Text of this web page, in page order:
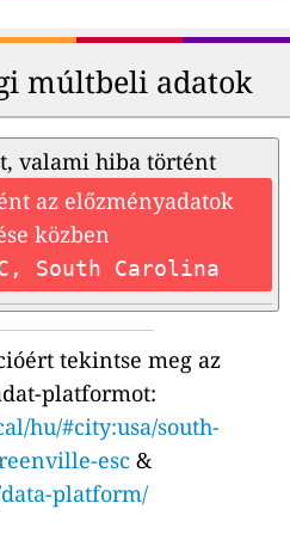
múltbeli adatok
valami hiba történt
az előzményadatok
közben
South Carolina
tekintse meg az
platformot:
hu/#city:usa/south-
esc &
platform/